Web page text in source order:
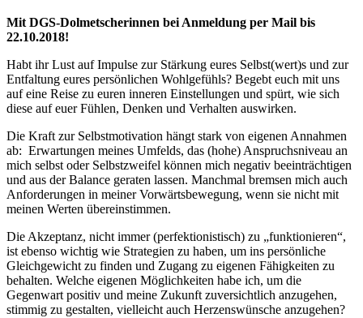
Mit DGS-Dolmetscherinnen bei Anmeldung per Mail bis
22.10.2018!
Habt ihr Lust auf Impulse zur Stärkung eures Selbst(wert)s und zur
Entfaltung eures persönlichen Wohlgefühls? Begebt euch mit uns
auf eine Reise zu euren inneren Einstellungen und spürt, wie sich
diese auf euer Fühlen, Denken und Verhalten auswirken.
Die Kraft zur Selbstmotivation hängt stark von eigenen Annahmen
ab: Erwartungen meines Umfelds, das (hohe) Anspruchsniveau an
mich selbst oder Selbstzweifel können mich negativ beeinträchtigen
und aus der Balance geraten lassen. Manchmal bremsen mich auch
Anforderungen in meiner Vorwärtsbewegung, wenn sie nicht mit
meinen Werten übereinstimmen.
Die Akzeptanz, nicht immer (perfektionistisch) zu „funktionieren“,
ist ebenso wichtig wie Strategien zu haben, um ins persönliche
Gleichgewicht zu finden und Zugang zu eigenen Fähigkeiten zu
behalten. Welche eigenen Möglichkeiten habe ich, um die
Gegenwart positiv und meine Zukunft zuversichtlich anzugehen,
stimmig zu gestalten, vielleicht auch Herzenswünsche anzugehen?